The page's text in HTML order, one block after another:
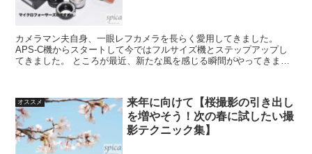
カメラマン夫自身、一眼レフカメラを長らく愛用してきました。
APS-C機からスタートして今ではフルサイズ機とステップアップし
てきました。 ところが最近、新たな風を感じる瞬間がやってきまし
オススメ
来年に向けて【桜撮影の引き出し
を増やそう！次の春に試したい撮
影テクニック集】